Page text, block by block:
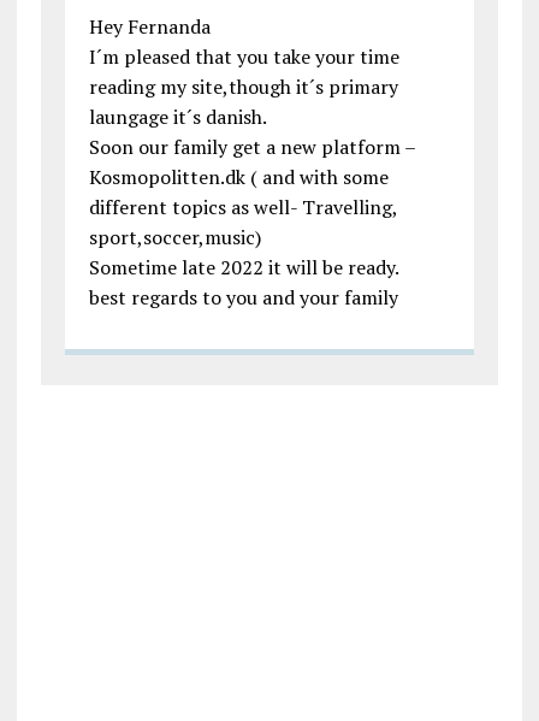
Hey Fernanda
I´m pleased that you take your time
reading my site,though it´s primary
laungage it´s danish.
Soon our family get a new platform –
Kosmopolitten.dk ( and with some
different topics as well- Travelling,
sport,soccer,music)
Sometime late 2022 it will be ready.
best regards to you and your family